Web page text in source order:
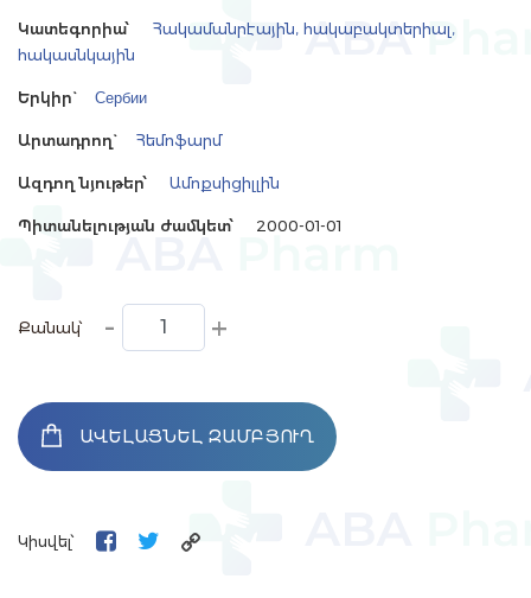
Կատեգորիա՝
Հակամանրէային, հակաբակտերիալ,
հակասնկային
Երկիր` Сербии
Արտադրող` Հեմոֆարմ
Ազդող նյութեր՝ Ամոքսիցիլլին
Պիտանելության ժամկետ՝ 2000-01-01
Քանակ՝ - +
ԱՎԵԼԱՑՆԵԼ ԶԱՄԲՅՈՒՂ
Կիսվել՝